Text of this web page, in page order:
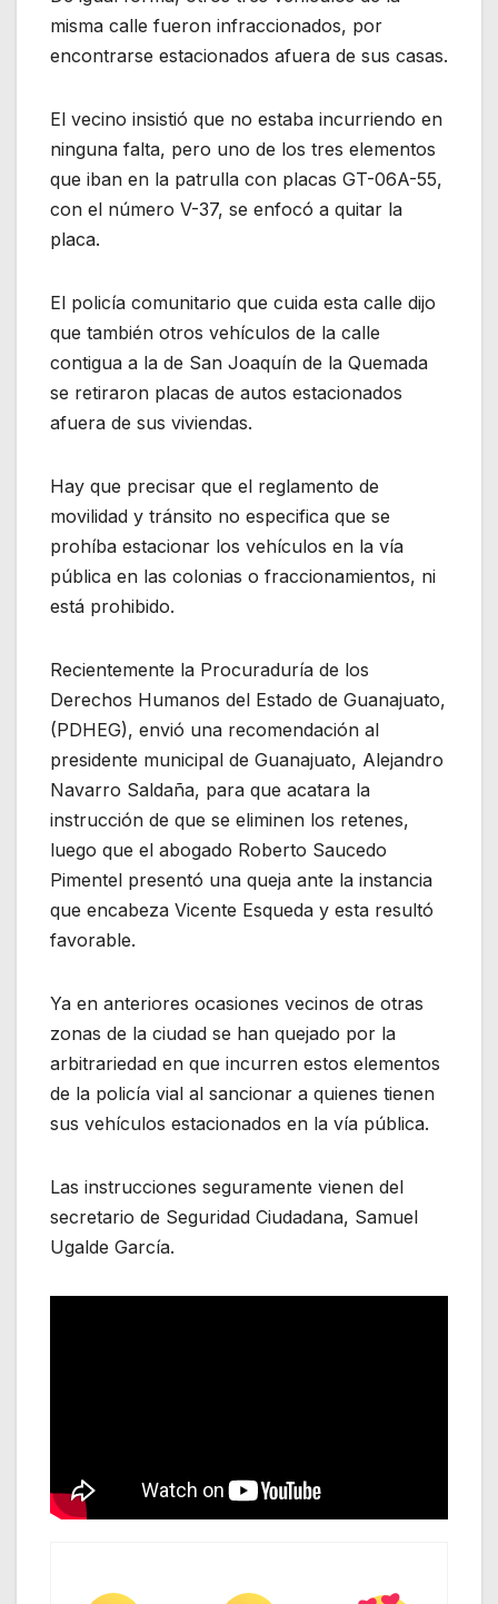
misma calle fueron infraccionados, por
encontrarse estacionados afuera de sus casas.
El vecino insistió que no estaba incurriendo en
ninguna falta, pero uno de los tres elementos
que iban en la patrulla con placas GT-06A-55,
con el número V-37, se enfocó a quitar la
placa.
El policía comunitario que cuida esta calle dijo
que también otros vehículos de la calle
contigua a la de San Joaquín de la Quemada
se retiraron placas de autos estacionados
afuera de sus viviendas.
Hay que precisar que el reglamento de
movilidad y tránsito no especifica que se
prohíba estacionar los vehículos en la vía
pública en las colonias o fraccionamientos, ni
está prohibido.
Recientemente la Procuraduría de los
Derechos Humanos del Estado de Guanajuato,
(PDHEG), envió una recomendación al
presidente municipal de Guanajuato, Alejandro
Navarro Saldaña, para que acatara la
instrucción de que se eliminen los retenes,
luego que el abogado Roberto Saucedo
Pimentel presentó una queja ante la instancia
que encabeza Vicente Esqueda y esta resultó
favorable.
Ya en anteriores ocasiones vecinos de otras
zonas de la ciudad se han quejado por la
arbitrariedad en que incurren estos elementos
de la policía vial al sancionar a quienes tienen
sus vehículos estacionados en la vía pública.
Las instrucciones seguramente vienen del
secretario de Seguridad Ciudadana, Samuel
Ugalde García.